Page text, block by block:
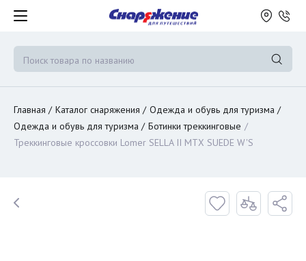
Главная Каталог снаряжения
Одежда и обувь для туризма
Одежда и обувь для туризма
Ботинки треккинговые
Треккинговые кроссовки Lomer SELLA II MTX SUEDE W'S